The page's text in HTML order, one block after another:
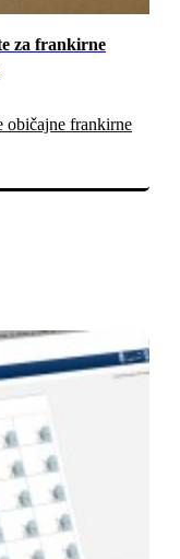
za frankirne
običajne frankirne